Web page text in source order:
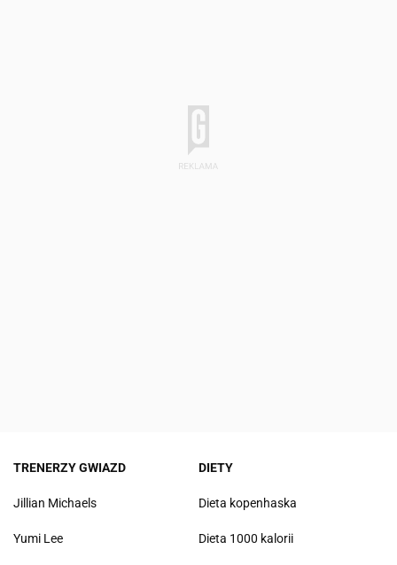
TRENERZY GWIAZD
Jillian Michaels
Yumi Lee
DIETY
Dieta kopenhaska
Dieta 1000 kalorii